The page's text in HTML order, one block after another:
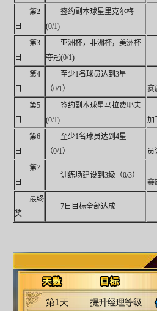
第2
日
签约副本球星里克尔梅
(0/1)
第3
日
亚洲杯，非洲杯，美洲杯
夺冠(0/1)
第4
日
至少1名球员达到3星
（0/1）
赛
第5
日
签约副本球星马拉费耶夫
(0/1)
加
第6
日
至少1名球员达到4星
（0/1）
员
第7
日
训练场建设到3级（0/3）
赛
最终
奖
7日目标全部达成